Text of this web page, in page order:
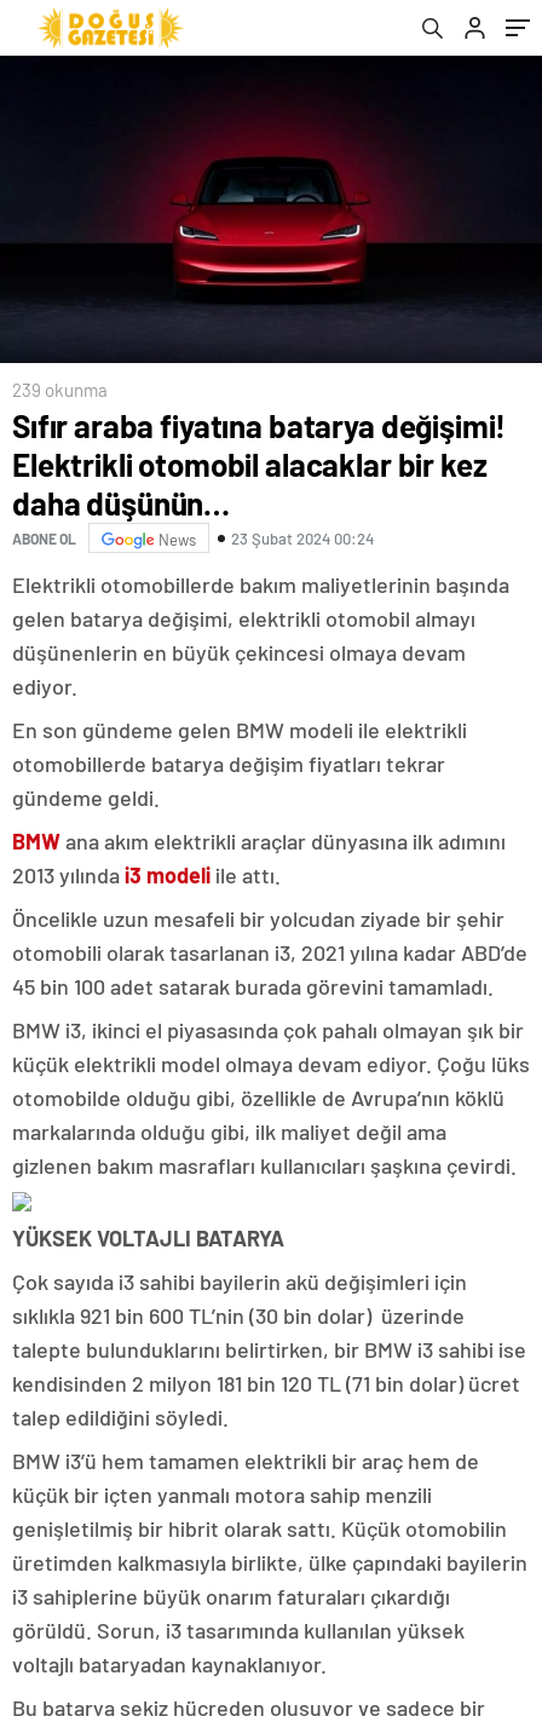
düşünün…
239 okunma
Sıfır araba fiyatına batarya değişimi!
Elektrikli otomobil alacaklar bir kez
daha düşünün…
ABONE OL News 23 Şubat 2024 00:24
Elektrikli otomobillerde bakım maliyetlerinin başında
gelen batarya değişimi, elektrikli otomobil almayı
düşünenlerin en büyük çekincesi olmaya devam
ediyor.
En son gündeme gelen BMW modeli ile elektrikli
otomobillerde batarya değişim fiyatları tekrar
gündeme geldi.
BMWana akım elektrikli araçlar dünyasına ilk adımını
2013 yılındai3 modeli ile attı.
Öncelikle uzun mesafeli bir yolcudan ziyade bir şehir
otomobili olarak tasarlanan i3, 2021 yılına kadar ABD’de
45 bin 100 adet satarak burada görevini tamamladı.
BMW i3, ikinci el piyasasında çok pahalı olmayan şık bir
küçük elektrikli model olmaya devam ediyor. Çoğu lüks
otomobilde olduğu gibi, özellikle de Avrupa’nın köklü
markalarında olduğu gibi, ilk maliyet değil ama
gizlenen bakım masrafları kullanıcıları şaşkına çevirdi.
YÜKSEK VOLTAJLI BATARYA
Çok sayıda i3 sahibi bayilerin akü değişimleri için
sıklıkla 921 bin 600 TL’nin (30 bin dolar) üzerinde
talepte bulunduklarını belirtirken, bir BMW i3 sahibi ise
kendisinden 2 milyon 181 bin 120 TL (71 bin dolar) ücret
talep edildiğini söyledi.
BMW i3’ü hem tamamen elektrikli bir araç hem de
küçük bir içten yanmalı motora sahip menzili
genişletilmiş bir hibrit olarak sattı. Küçük otomobilin
üretimden kalkmasıyla birlikte, ülke çapındaki bayilerin
i3 sahiplerine büyük onarım faturaları çıkardığı
görüldü. Sorun, i3 tasarımında kullanılan yüksek
voltajlı bataryadan kaynaklanıyor.
Bu batarya sekiz hücreden oluşuyor ve sadece bir